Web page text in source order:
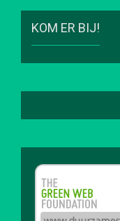
KOM ER BIJ!